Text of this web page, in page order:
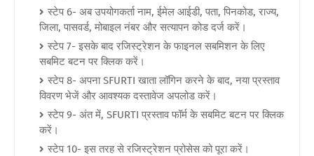
स्टेप 6- अब उपयोगकर्ता नाम, ईमेल आईडी, पता, पिनकोड, राज्य,
जिला, पासवर्ड, मोबाइल नंबर और सत्यापन कोड दर्ज करें।
स्टेप 7- इसके बाद रजिस्ट्रेशन के फाइनल सबमिशन के लिए
सबमिट बटन पर क्लिक करें।
स्टेप 8- अपना SFURTI खाता लॉगिन करने के बाद, नया प्रस्ताव
विवरण भेजें और आवश्यक दस्तावेज अपलोड करें।
स्टेप 9- अंत में, SFURTI प्रस्ताव फॉर्म के सबमिट बटन पर क्लिक
करें।
स्टेप 10- इस तरह से रजिस्ट्रेशन प्रोसेस को पूरा करें।